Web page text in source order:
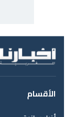
الأقسام